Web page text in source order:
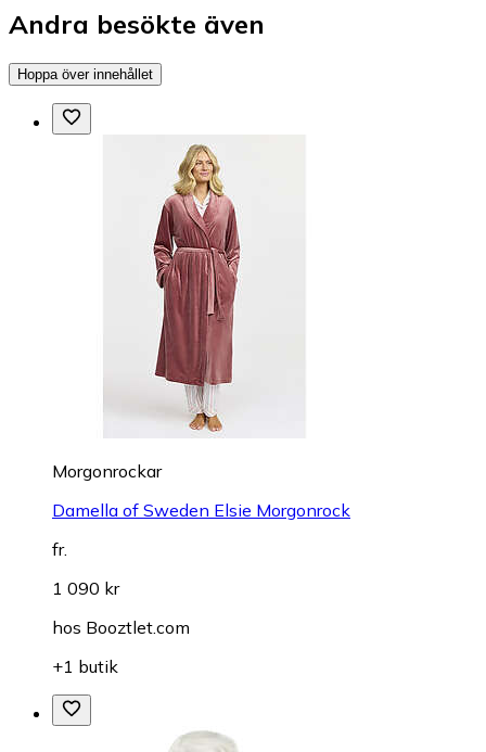
Andra besökte även
Hoppa över innehållet
Morgonrockar
Damella of Sweden Elsie Morgonrock
fr.
1 090 kr
hos Booztlet.com
+1 butik